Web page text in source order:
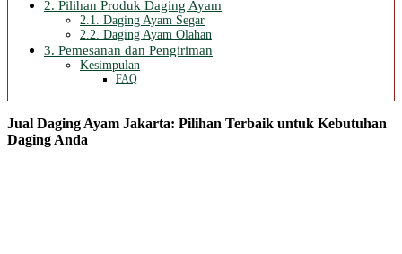
2. Pilihan Produk Daging Ayam
2.1. Daging Ayam Segar
2.2. Daging Ayam Olahan
3. Pemesanan dan Pengiriman
Kesimpulan
FAQ
Jual Daging Ayam Jakarta: Pilihan Terbaik untuk Kebutuhan
Daging Anda